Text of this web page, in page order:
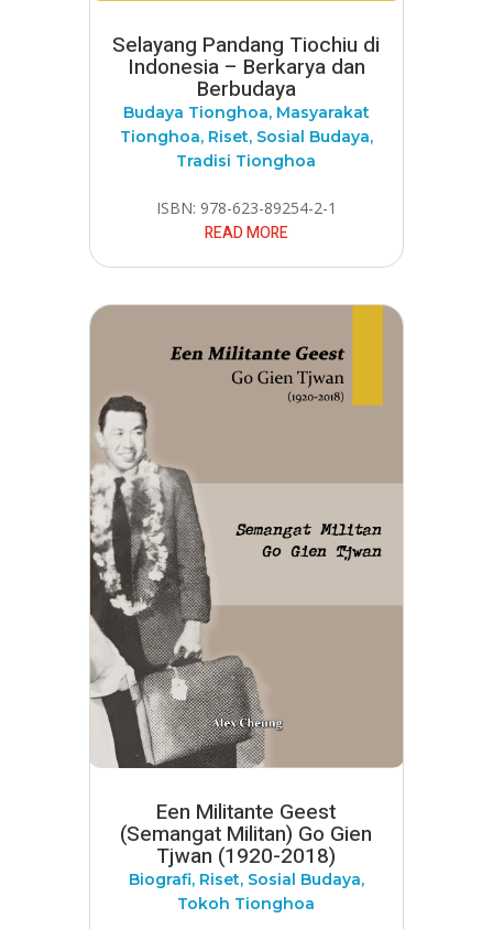
Selayang Pandang Tiochiu di
Indonesia – Berkarya dan
Berbudaya
Budaya Tionghoa, Masyarakat
Tionghoa, Riset, Sosial Budaya,
Tradisi Tionghoa
ISBN: 978-623-89254-2-1
READ MORE
Een Militante Geest
(Semangat Militan) Go Gien
Tjwan (1920-2018)
Biografi, Riset, Sosial Budaya,
Tokoh Tionghoa